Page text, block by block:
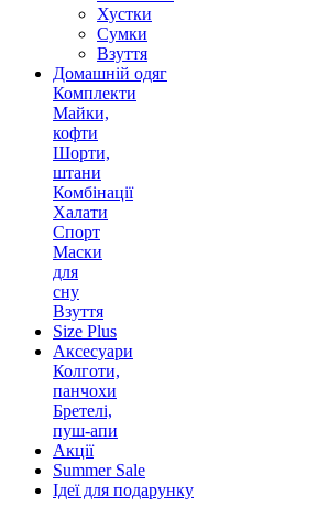
Хустки
Сумки
Взуття
Домашній одяг
Комплекти
Майки,
кофти
Шорти,
штани
Комбінації
Халати
Спорт
Маски
для
сну
Взуття
Size Plus
Аксесуари
Колготи,
панчохи
Бретелі,
пуш-апи
Акції
Summer Sale
Ідеї для подарунку